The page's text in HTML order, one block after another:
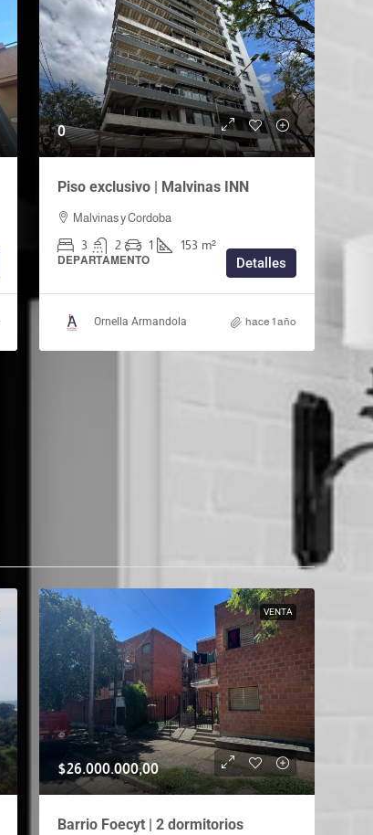
0
Piso exclusivo | Malvinas INN
Malvinas y Cordoba
3 2 1 153 m²
DEPARTAMENTO Detalles
Ornella Armandola hace 1 año
VENTA
$26.000.000,00
Barrio Foecyt | 2 dormitorios